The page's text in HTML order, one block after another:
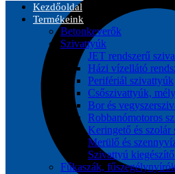
Kezdőoldal
Termékeink
Betonkeverők
Szivattyúk
JET rendszerű
Házi vízellátó
Perifériál szivattyúk
Csőszivattyúk,
Bor és
Robbanómotoros
Keringető és szolár
Merülő és
Szivattyú
Fűkaszák,